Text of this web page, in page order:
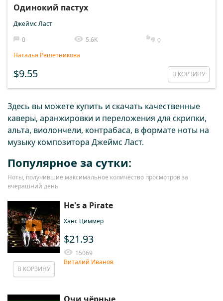
Одинокий пастух
Джеймс Ласт
0
5.6K
0
Наталья Решетникова
$9.55 В КОРЗИНУ
Здесь вы можете купить и скачать качественные
каверы, аранжировки и переложения для скрипки,
альта, виолончели, контрабаса, в формате ноты на
музыку композитора Джеймс Ласт.
Популярное за сутки:
Ноты, получившие максимальное количество просмотров за
вчерашний день
В КОРЗИНУ
He's a Pirate
Ханс Циммер
$21.93
15069
Виталий Иванов